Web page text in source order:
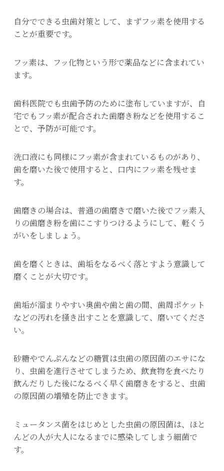
自分でできる虫歯対策として、まずフッ素を使用する
ことが重要です。
フッ素は、フッ化物という形で薬品などに含まれてい
ます。
歯科医院でも虫歯予防のために塗布していますが、自
宅でもフッ素が配合された歯磨き粉などを使用するこ
とで、予防が可能です。
洗口液にも同様にフッ素が含まれているものがあり、
歯を磨いた後で使用すると、口内にフッ素を残せま
す。
歯磨きの場合は、普通の歯磨きで磨いた後でフッ素入
りの歯磨き粉を歯にこすりつけるようにして、軽くう
がいをしましょう。
歯を磨くときは、歯垢をなるべく落とすよう意識して
磨くことが大切です。
歯垢が溜まりやすい奥歯や歯と歯の間、歯周ポケット
などの汚れを掻き出すことを意識して、磨いてくださ
い。
砂糖やでんぷんなどの糖質は虫歯の原因菌のエサにな
り、虫歯を進行させてしまうため、飲食物を食べたり
飲んだりした後になるべく早く歯磨きをすると、虫歯
の原因菌の増殖を防止できます。
ミュータンス菌をはじめとした虫歯の原因菌は、ほと
んどの人が大人になるまでに感染してしまう細菌で
す。